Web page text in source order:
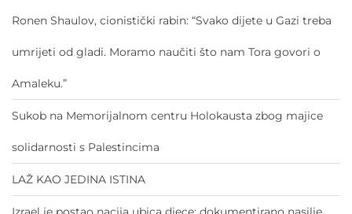
Ronen Shaulov, cionistički rabin: “Svako dijete u Gazi treba
umrijeti od gladi. Moramo naučiti što nam Tora govori o
Amaleku.”
Sukob na Memorijalnom centru Holokausta zbog majice
solidarnosti s Palestincima
LAŽ KAO JEDINA ISTINA